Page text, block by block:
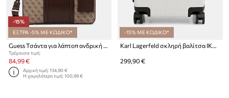
-15%
ΕΞΤΡΑ -5% ΜΕ ΚΩΔΙΚΟ*
Guess Τσάντα για λάπτοπ ανδρική MILANO
Τρέχουσα τιμή:
84,99 €
Αρχική τιμή:134,90 €
Η χαμηλότερη τιμή:100,99 €
-15% ΜΕ ΚΩΔΙΚΟ*
Karl Lagerfeld σκληρή βαλίτσα IKON
299,90 €